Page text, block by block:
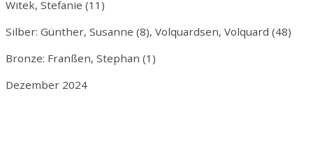
Witek, Stefanie (11)
Silber: Günther, Susanne (8), Volquardsen, Volquard (48)
Bronze: Franßen, Stephan (1)
Dezember 2024